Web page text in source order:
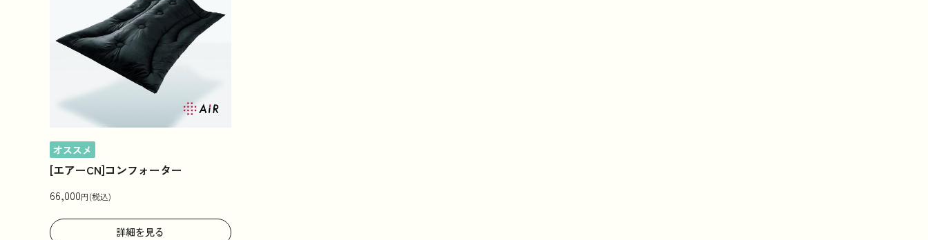
オススメ
[エアーCN]コンフォーター
66,000円(税込)
詳細を見る